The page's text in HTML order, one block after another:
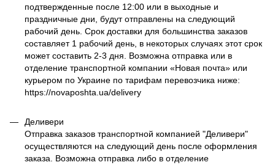
подтвержденные после 12:00 или в выходные и
праздничные дни, будут отправлены на следующий
рабочий день. Срок доставки для большинства заказов
составляет 1 рабочий день, в некоторых случаях этот срок
может составить 2-3 дня. Возможна отправка или в
отделение транспортной компании «Новая почта» или
курьером по Украине по тарифам перевозчика ниже:
https://novaposhta.ua/delivery
Деливери
Отправка заказов транспортной компанией "Деливери"
осуществляются на следующий день после оформления
заказа. Возможна отправка либо в отделение